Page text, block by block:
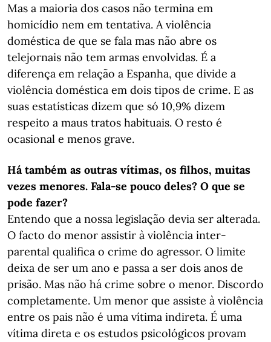
Mas a maioria dos casos não termina em
homicídio nem em tentativa. A violência
doméstica de que se fala mas não abre os
telejornais não tem armas envolvidas. É a
diferença em relação a Espanha, que divide a
violência doméstica em dois tipos de crime. E as
suas estatísticas dizem que só 10,9% dizem
respeito a maus tratos habituais. O resto é
ocasional e menos grave.
Há também as outras vítimas, os filhos, muitas
vezes menores. Fala-se pouco deles? O que se
pode fazer?
Entendo que a nossa legislação devia ser alterada.
O facto do menor assistir à violência inter-
parental qualifica o crime do agressor. O limite
deixa de ser um ano e passa a ser dois anos de
prisão. Mas não há crime sobre o menor. Discordo
completamente. Um menor que assiste à violência
entre os pais não é uma vítima indireta. É uma
vítima direta e os estudos psicológicos provam